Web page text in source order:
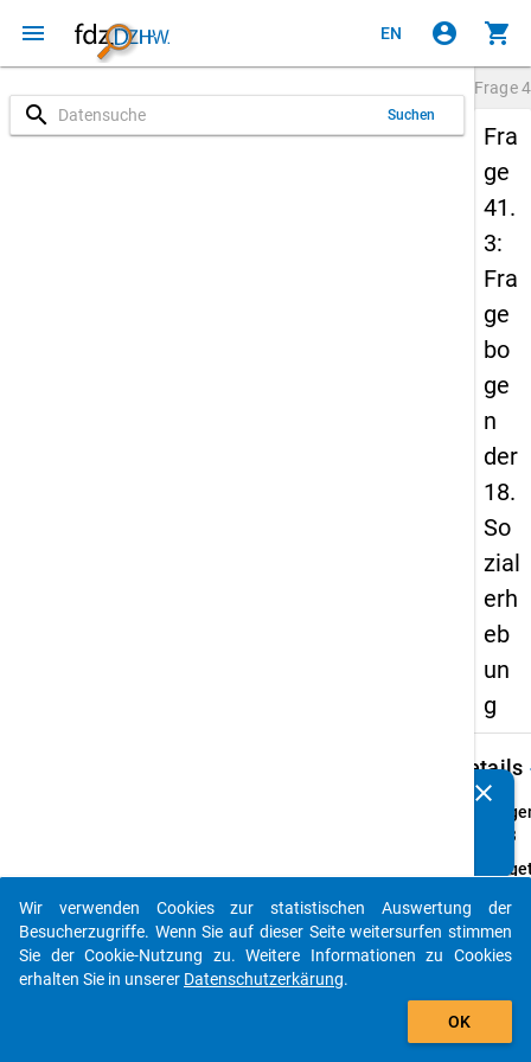
menu EN account_circle shopping_cart
search Suchen
Frage
Fra
ge
41.
3:
Fra
ge
bo
ge
n
der
18.
So
zial
erh
eb
un
g
Details
41.3
Ihre
clear
auto_stories
add_shopping_cart
Wir verwenden Cookies zur statistischen Auswertung der
Besucherzugriffe. Wenn Sie auf dieser Seite weitersurfen stimmen
Sie der Cookie-Nutzung zu. Weitere Informationen zu Cookies
erhalten Sie in unserer Datenschutzerkärung.
OK